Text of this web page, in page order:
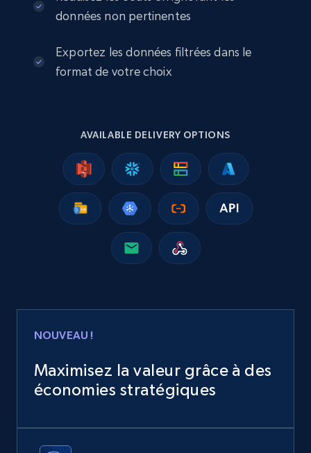
eCommerce
2.5K+ 359+ Buy Now
Rating, Reviews count, Images, Variations, and
eCommerce
200+
Sku, Product id, Product name, Manufacturer,
and more.
données non pertinentes
Exportez les données filtrées dans le
format de votre choix
AVAILABLE DELIVERY OPTIONS
NOUVEAU !
Maximisez la valeur grâce à des
économies stratégiques